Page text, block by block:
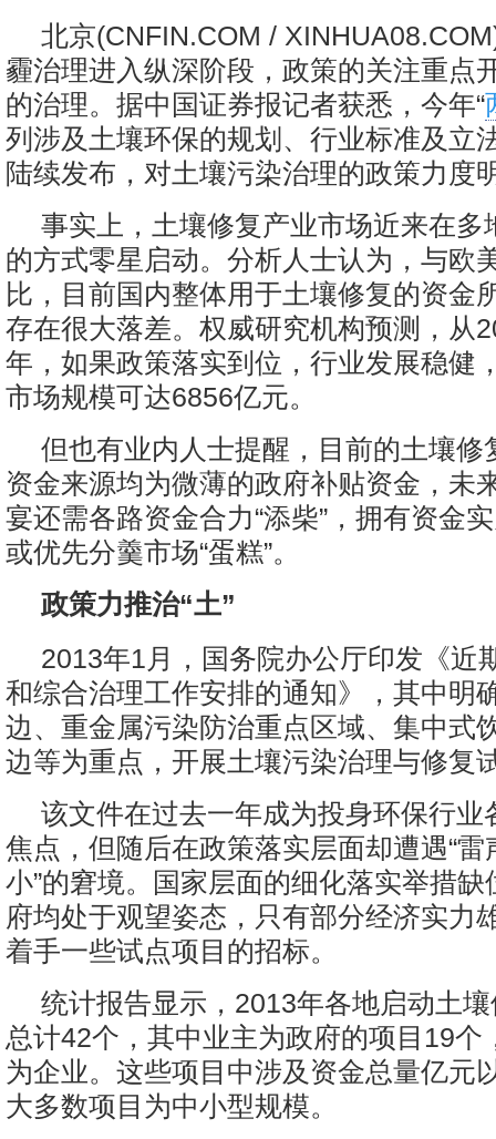
北京(CNFIN.COM /
霾治理进入纵深阶段，政策的关注重点
的治理。据中国证券报记者获悉，今年“
列涉及土壤环保的规划、行业标准及立
陆续发布，对土壤污染治理的政策力度
事实上，土壤修复产业市场近来在多
的方式零星启动。分析人士认为，与欧
比，目前国内整体用于土壤修复的资金
存在很大落差。权威研究机构预测，从
年，如果政策落实到位，行业发展稳健
市场规模可达6856亿元。
但也有业内人士提醒，目前的土壤修
资金来源均为微薄的政府补贴资金，未
宴还需各路资金合力“添柴”，拥有资金
或优先分羹市场“蛋糕”。
政策力推治“土”
2013年1月，国务院办公厅印发《近
和综合治理工作安排的通知》，其中明
边、重金属污染防治重点区域、集中式
边等为重点，开展土壤污染治理与修复
该文件在过去一年成为投身环保行业
焦点，但随后在政策落实层面却遭遇“雷
小”的窘境。国家层面的细化落实举措
府均处于观望姿态，只有部分经济实力
着手一些试点项目的招标。
统计报告显示，2013年各地启动土
总计42个，其中业主为政府的项目19个
为企业。这些项目中涉及资金总量亿元
大多数项目为中小型规模。